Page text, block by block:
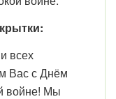
всех
Вас с Днём
войне! Мы